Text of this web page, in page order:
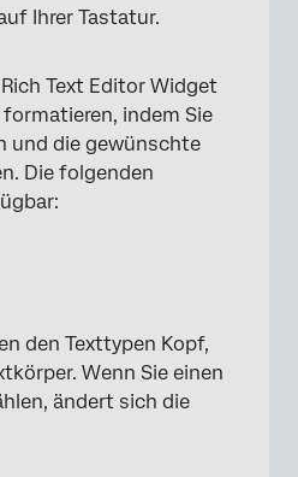
Ihrer Tastatur.
Text Editor Widget
indem Sie
und die gewünschte
Die folgenden
den Texttypen Kopf,
Wenn Sie einen
ändert sich die